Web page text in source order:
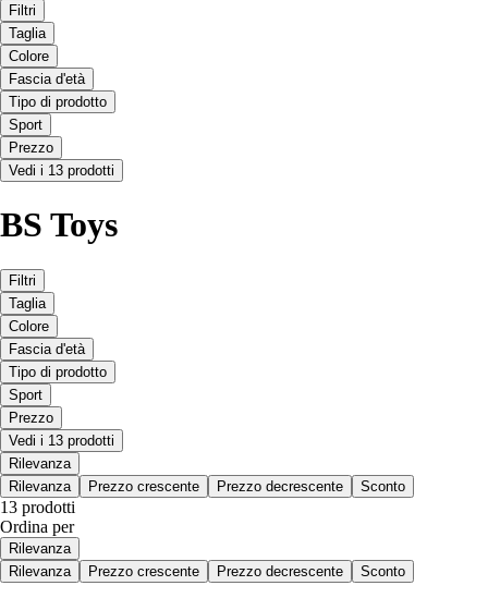
Filtri
Taglia
Colore
Fascia d'età
Tipo di prodotto
Sport
Prezzo
Vedi i 13 prodotti
BS Toys
Filtri
Taglia
Colore
Fascia d'età
Tipo di prodotto
Sport
Prezzo
Vedi i 13 prodotti
Rilevanza
Rilevanza
Prezzo crescente Prezzo decrescente Sconto
13 prodotti
Ordina per
Rilevanza
Rilevanza
Prezzo crescente Prezzo decrescente Sconto